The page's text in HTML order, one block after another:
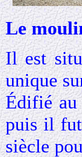
Le
Il est
unique
Édifié au
puis il
siècle